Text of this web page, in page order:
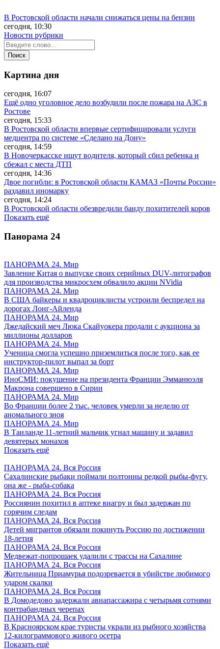
В Ростовской области начали снижаться цены на бензин
сегодня, 10:30
Новости рубрики
Картина дня
сегодня, 16:07
Ещё одно уголовное дело возбудили после пожара на АЗС в
Ростове
сегодня, 15:33
В Ростовской области впервые сертифицировали услуги
медцентра по системе «Сделано на Дону»
сегодня, 14:59
В Новочеркасске ищут водителя, который сбил ребенка и
сбежал с места ДТП
сегодня, 14:36
Двое погибли: в Ростовской области КАМАЗ «Почты России»
раздавил иномарку
сегодня, 14:24
В Ростовской области обезвредили банду похитителей коров
Показать ещё
Панорама 24
ПАНОРАМА 24. Мир
Завление Китая о выпуске своих серийных DUV-литографов
для производства микросхем обвалило акции NVidia
ПАНОРАМА 24. Мир
В США байкеры и квадроциклисты устроили беспредел на
дорогах Лонг-Айленда
ПАНОРАМА 24. Мир
Джедайский меч Люка Скайуокера продали с аукциона за
миллионы долларов
ПАНОРАМА 24. Мир
Ученица смогла успешно приземлиться после того, как ее
инструктор-пилот выпал за борт
ПАНОРАМА 24. Мир
ИноСМИ: покушение на президента Франции Эмманюэля
Макрона совершено в Сирии
ПАНОРАМА 24. Мир
Во Франции более 2 тыс. человек умерли за неделю от
аномального зноя
ПАНОРАМА 24. Мир
В Таиланде 11-летний мальчик угнал машину и задавил
девятерых монахов
Показать ещё
ПАНОРАМА 24. Вся Россия
Сахалинские рыбаки поймали полтонны редкой рыбы-фугу,
она же - рыба-собака
ПАНОРАМА 24. Вся Россия
Россиянин похитил в аптеке виагру и был задержан по
горячим следам
ПАНОРАМА 24. Вся Россия
Детей мигрантов обязали покинуть Россию по достижении
18-летия
ПАНОРАМА 24. Вся Россия
Медвежат-попрошаек удалили с трассы на Сахалине
ПАНОРАМА 24. Вся Россия
Жительница Приамурья подозревается в убийстве любимого
ударом скалки
ПАНОРАМА 24. Вся Россия
В Домодедово задержали авиапассажира с четырьмя сотнями
контрабандных черепах
ПАНОРАМА 24. Вся Россия
В Красноярском крае туристы украли из рыбного хозяйства
12-килограммового живого осетра
Показать ещё